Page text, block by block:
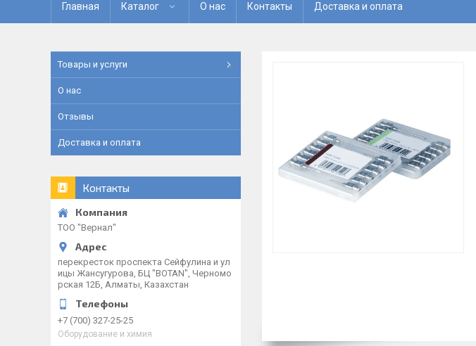
Главная Каталог О нас Контакты Доставка и оплата
Товары и услуги
О нас
Отзывы
Доставка и оплата
Контакты
ТОО "Вернал"
перекресток проспекта Сейфулина и ул
ицы Жансугурова, БЦ "BOTAN", Черномо
рская 12Б, Алматы, Казахстан
+7 (700) 327-25-25
Оборудование и химия